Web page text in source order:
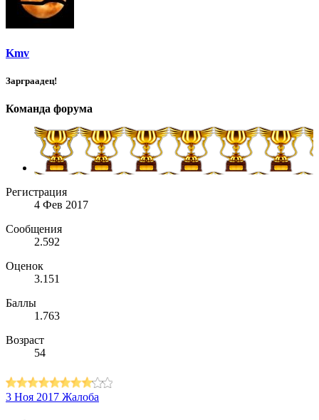
Kmv
Зарграадец!
Команда форума
Регистрация
4 Фев 2017
Сообщения
2.592
Оценок
3.151
Баллы
1.763
Возраст
54
3 Ноя 2017 Жалоба